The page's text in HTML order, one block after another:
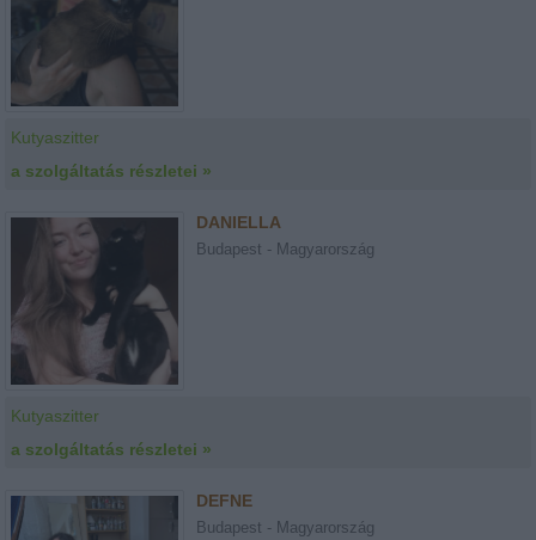
Kutyaszitter
a szolgáltatás részletei »
DANIELLA
Budapest - Magyarország
Kutyaszitter
a szolgáltatás részletei »
DEFNE
Budapest - Magyarország